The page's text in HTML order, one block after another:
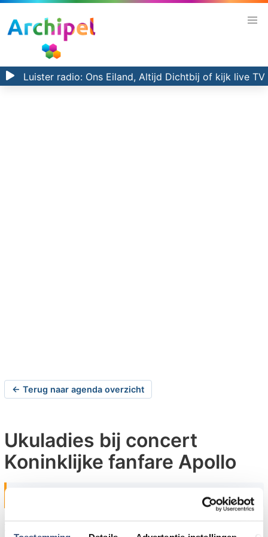
Luister radio: Ons Eiland, Altijd Dichtbij of kijk live TV
← Terug naar agenda overzicht
Ukuladies bij concert
Koninklijke fanfare Apollo
Goedereede